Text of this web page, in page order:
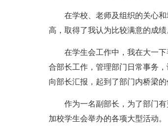
在学校、老师及组织的关心
高，取得了我认为比较满意的成绩
在学生会工作中，我在大一
合部长工作，管理部门日常事务
向部长汇报，起到了部门内桥梁的
作为一名副部长，为了部门
加校学生会举办的各项大型活动。